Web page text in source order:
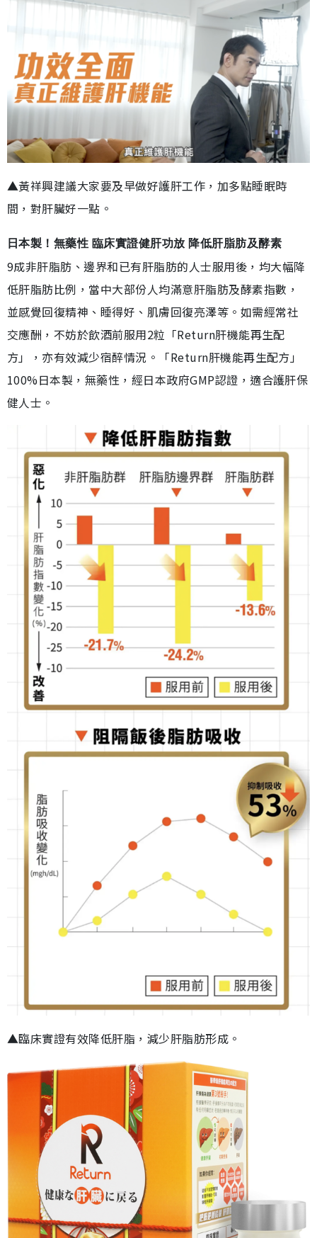
▲黃祥興建議大家要及早做好護肝工作，加多點睡眠時
間，對肝臟好一點。
日本製！無藥性 臨床實證健肝功放 降低肝脂肪及酵素
9成非肝脂肪、邊界和已有肝脂肪的人士服用後，均大幅降
低肝脂肪比例，當中大部份人均滿意肝脂肪及酵素指數，
並感覺回復精神、睡得好、肌膚回復亮澤等。如需經常社
交應酬，不妨於飲酒前服用2粒「Return肝機能再生配
方」，亦有效減少宿醉情況。「Return肝機能再生配方」
100%日本製，無藥性，經日本政府GMP認證，適合護肝保
健人士。
▲臨床實證有效降低肝脂，減少肝脂肪形成。